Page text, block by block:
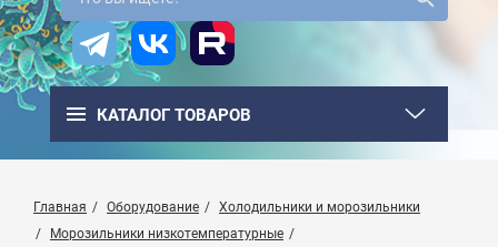
КАТАЛОГ ТОВАРОВ
Главная Оборудование
Холодильники и морозильники
Морозильники низкотемпературные